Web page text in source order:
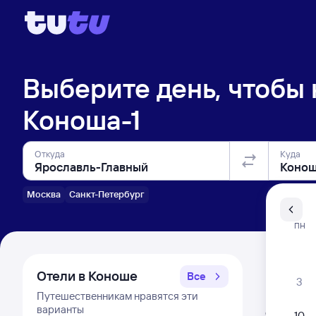
Выберите день, чтобы
Коноша-1
Откуда
Москва Санкт-Петербург
Куда
Отели в Коноше
Все
Путешественникам нравятся эти
варианты
Открыта
ПН
3